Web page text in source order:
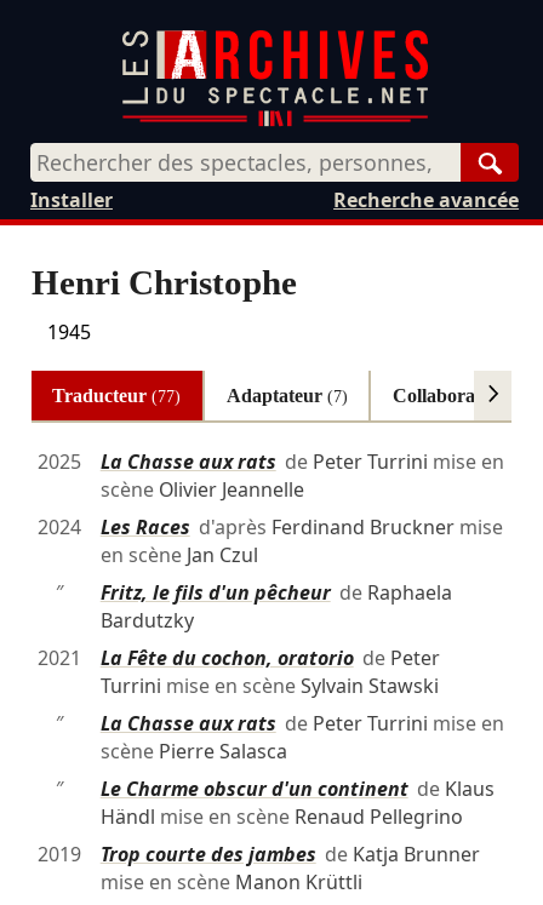
Recherche avancée
Installer
Henri Christophe
1945
Traducteur(77) Adaptateur (7) Collaborateur à
2025 La Chasse aux rats de Peter Turrini mise en
scène Olivier Jeannelle
2024
Les Races d'après Ferdinand Brucknermise
en scène Jan Czul
″
Fritz, le fils d'un pêcheurde Raphaela
Bardutzky
2021
La Fête du cochon, oratoriode Peter
Turrini mise en scèneSylvain Stawski
″
La Chasse aux rats de Peter Turrini mise en
scène Pierre Salasca
″
Le Charme obscur d'un continentde Klaus
Händl mise en scène Renaud Pellegrino
2019
Trop courte des jambes de Katja Brunner
mise en scène Manon Krüttli